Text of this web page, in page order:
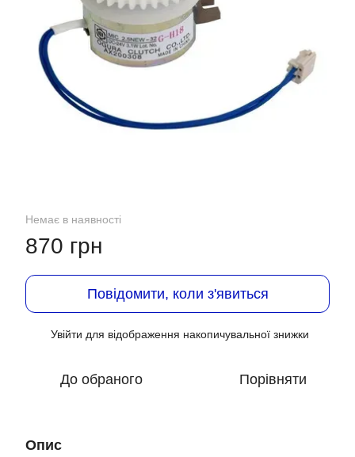
Немає в наявності
870 грн
Повідомити, коли з'явиться
Увійти для відображення накопичувальної знижки
До обраного Порівняти
Опис